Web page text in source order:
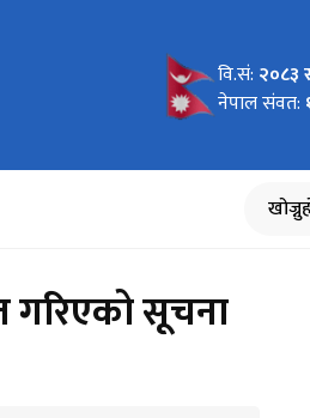
गर्ने
वि.सं: २०८३
नेपाल संवत:
गरिएको सूचना